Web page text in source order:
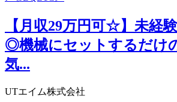
【月収29万円可☆】未経
◎機械にセットするだけ
気...
UTエイム株式会社